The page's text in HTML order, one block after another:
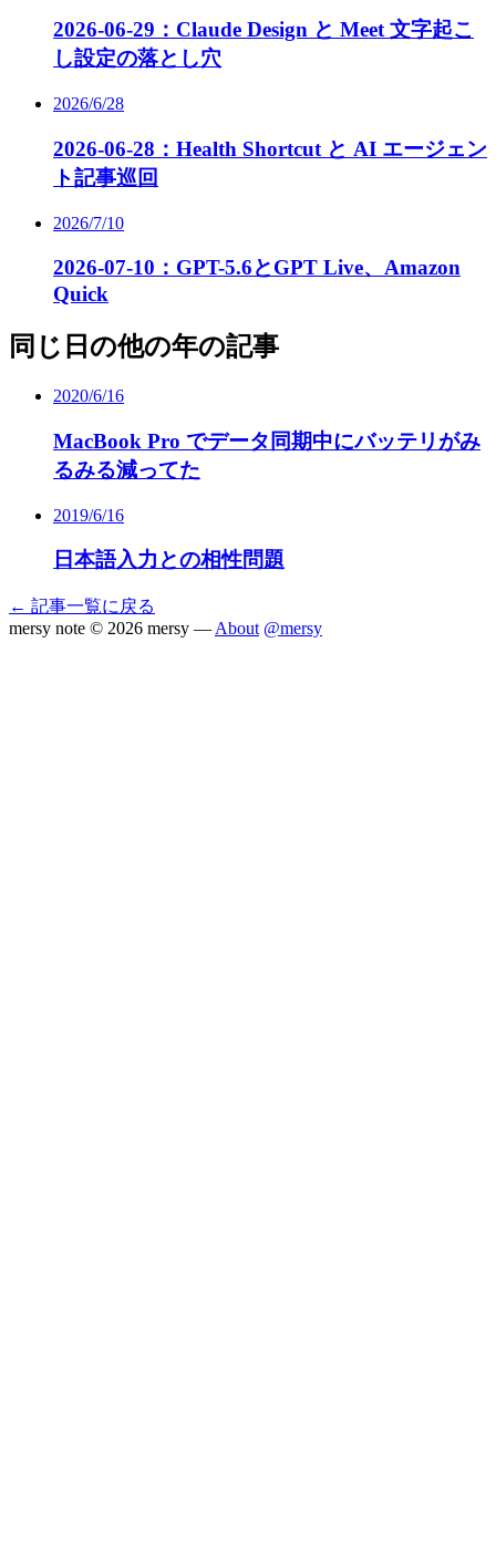
2026-06-29：Claude Design と Meet 文字起こ
し設定の落とし穴
2026/6/28
2026-06-28：Health Shortcut と AI エージェン
ト記事巡回
2026/7/10
2026-07-10：GPT-5.6とGPT Live、Amazon
Quick
同じ日の他の年の記事
2020/6/16
MacBook Pro でデータ同期中にバッテリがみ
るみる減ってた
2019/6/16
日本語入力との相性問題
← 記事一覧に戻る
mersy note © 2026 mersy — About @mersy